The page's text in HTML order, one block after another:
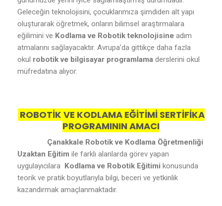
Geleceğin teknolojisini, çocuklarımıza şimdiden alt yapı
oluşturarak öğretmek, onların bilimsel araştırmalara
eğilimini ve Kodlama ve Robotik teknolojisine adım
atmalarını sağlayacaktır. Avrupa’da gittikçe daha fazla
okul robotik ve bilgisayar programlama derslerini okul
müfredatına alıyor.
ROBOTİK VE KODLAMA EĞİTİMİ SERTİFİKA
PROGRAMININ AMACI
Çanakkale Robotik ve Kodlama Öğretmenliği
Uzaktan Eğitim ile farklı alanlarda görev yapan
uygulayıcılara Kodlama ve Robotik Eğitimi konusunda
teorik ve pratik boyutlarıyla bilgi, beceri ve yetkinlik
kazandırmak amaçlanmaktadır.